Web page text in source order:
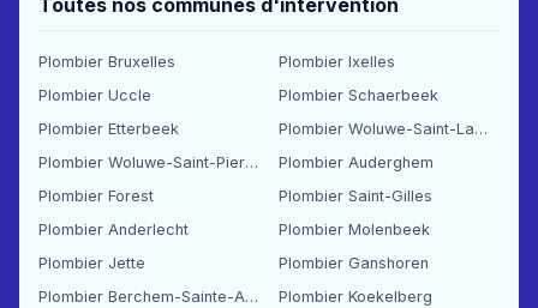
Toutes nos communes d'intervention
Plombier Bruxelles
Plombier Ixelles
Plombier Uccle
Plombier Schaerbeek
Plombier Etterbeek
Plombier Woluwe-Saint-Lambert
Plombier Woluwe-Saint-Pierre
Plombier Auderghem
Plombier Forest
Plombier Saint-Gilles
Plombier Anderlecht
Plombier Molenbeek
Plombier Jette
Plombier Ganshoren
Plombier Berchem-Sainte-Agathe
Plombier Koekelberg